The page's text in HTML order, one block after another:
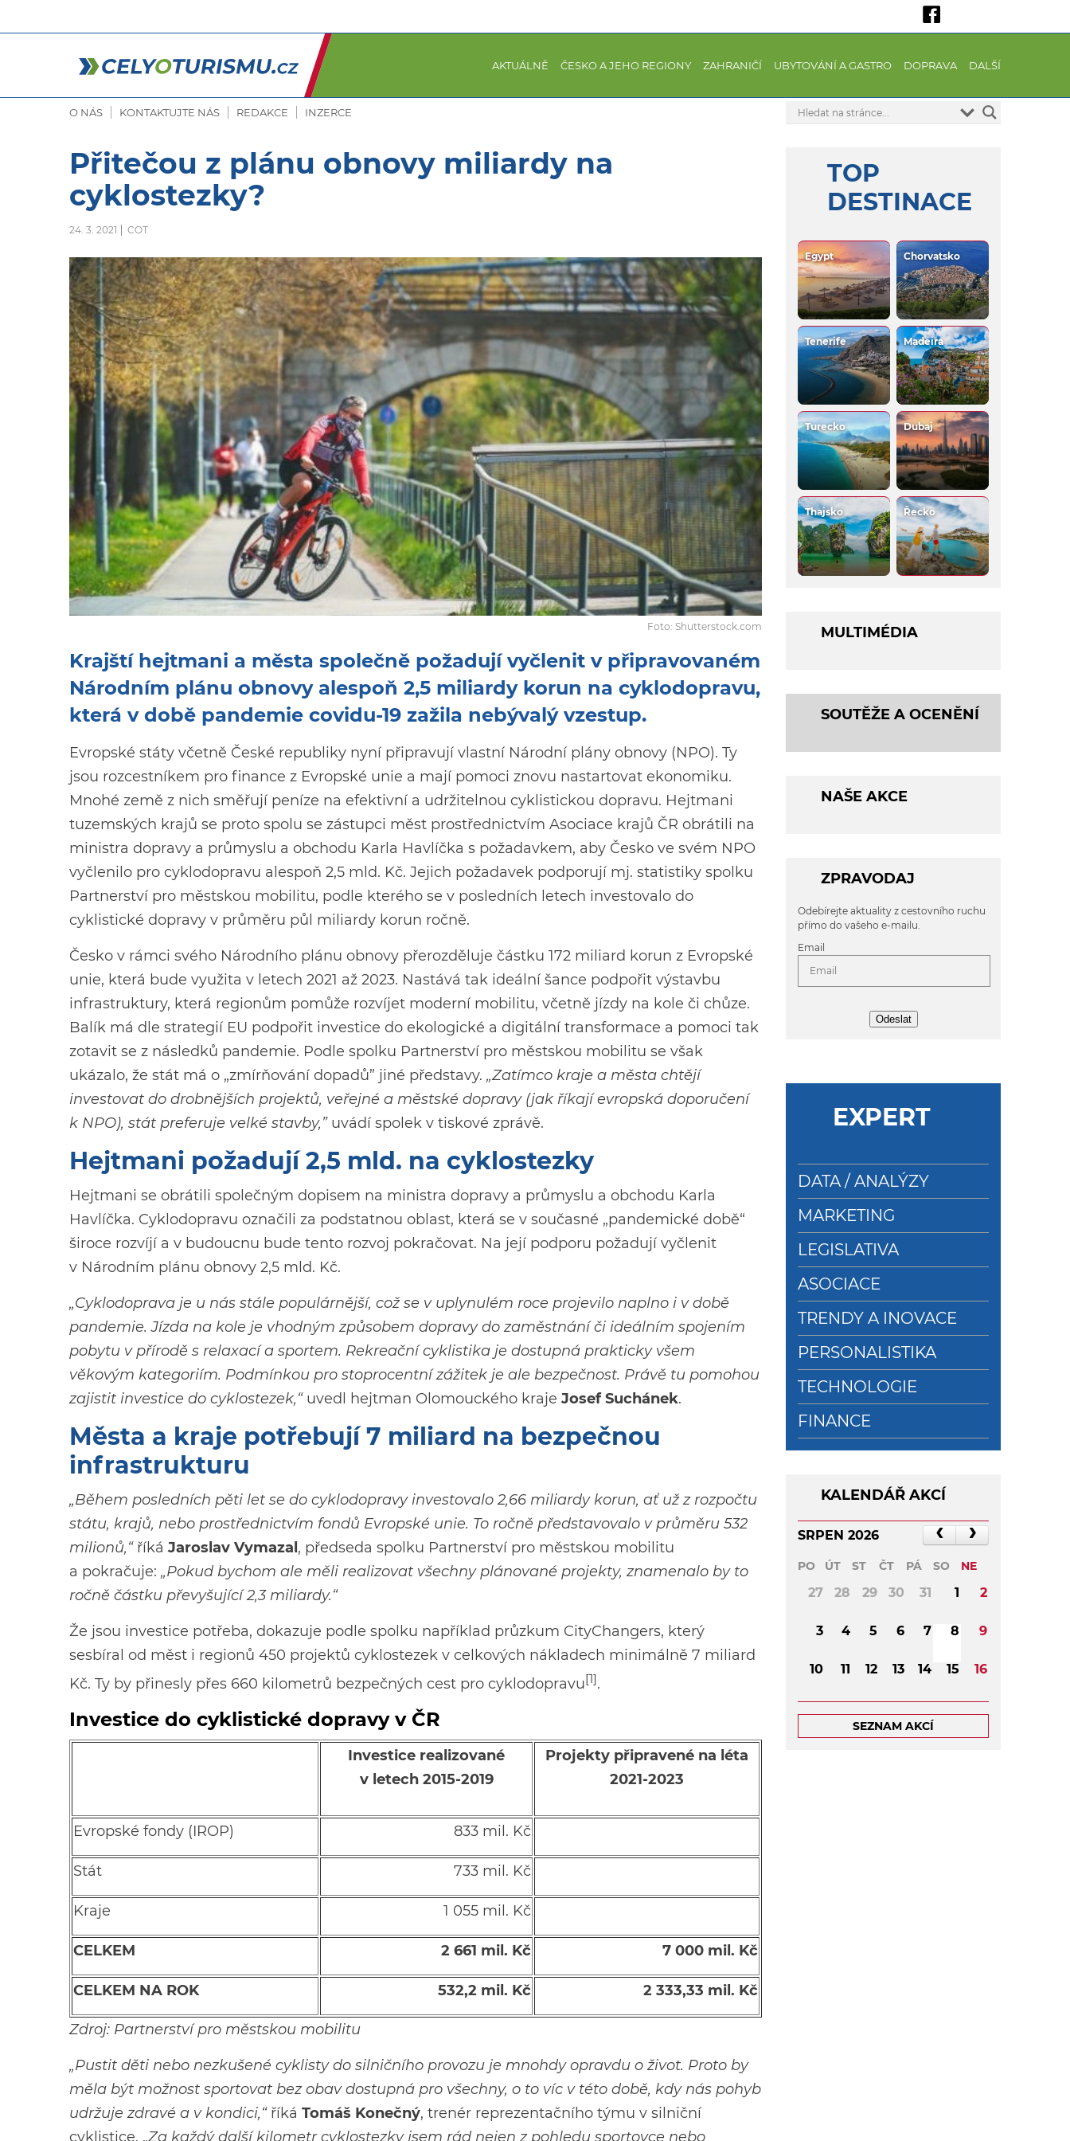
AKTUÁLNĚ ČESKO A JEHO REGIONY ZAHRANIČÍ UBYTOVÁNÍ A GASTRO DOPRAVA DALŠÍ
O NÁS KONTAKTUJTE NÁS REDAKCE INZERCE
Přitečou z plánu obnovy miliardy na
cyklostezky?
24. 3. 2021 COT
Foto: Shutterstock.com
Krajští hejtmani a města společně požadují vyčlenit v připravovaném
Národním plánu obnovy alespoň 2,5 miliardy korun na cyklodopravu,
která v době pandemie covidu-19 zažila nebývalý vzestup.
Evropské státy včetně České republiky nyní připravují vlastní Národní plány obnovy (NPO). Ty
jsou rozcestníkem pro finance z Evropské unie a mají pomoci znovu nastartovat ekonomiku.
Mnohé země z nich směřují peníze na efektivní a udržitelnou cyklistickou dopravu. Hejtmani
tuzemských krajů se proto spolu se zástupci měst prostřednictvím Asociace krajů ČR obrátili na
ministra dopravy a průmyslu a obchodu Karla Havlíčka s požadavkem, aby Česko ve svém NPO
vyčlenilo pro cyklodopravu alespoň 2,5 mld. Kč. Jejich požadavek podporují mj. statistiky spolku
Partnerství pro městskou mobilitu, podle kterého se v posledních letech investovalo do
cyklistické dopravy v průměru půl miliardy korun ročně.
Česko v rámci svého Národního plánu obnovy přerozděluje částku 172 miliard korun z Evropské
unie, která bude využita v letech 2021 až 2023. Nastává tak ideální šance podpořit výstavbu
infrastruktury, která regionům pomůže rozvíjet moderní mobilitu, včetně jízdy na kole či chůze.
Balík má dle strategií EU podpořit investice do ekologické a digitální transformace a pomoci tak
zotavit se z následků pandemie. Podle spolku Partnerství pro městskou mobilitu se však
ukázalo, že stát má o „zmírňování dopadů” jiné představy. „Zatímco kraje a města chtějí
investovat do drobnějších projektů, veřejné a městské dopravy (jak říkají evropská doporučení
k NPO), stát preferuje velké stavby,”uvádí spolek v tiskové zprávě.
Hejtmani požadují 2,5 mld. na cyklostezky
Hejtmani se obrátili společným dopisem na ministra dopravy a průmyslu a obchodu Karla
Havlíčka. Cyklodopravu označili za podstatnou oblast, která se v současné „pandemické době“
široce rozvíjí a v budoucnu bude tento rozvoj pokračovat. Na její podporu požadují vyčlenit
v Národním plánu obnovy 2,5 mld. Kč.
„Cyklodoprava je u nás stále populárnější, což se v uplynulém roce projevilo naplno i v době
pandemie. Jízda na kole je vhodným způsobem dopravy do zaměstnání či ideálním spojením
pobytu v přírodě s relaxací a sportem. Rekreační cyklistika je dostupná prakticky všem
věkovým kategoriím. Podmínkou pro stoprocentní zážitek je ale bezpečnost. Právě tu pomohou
zajistit investice do cyklostezek,“uvedl hejtman Olomouckého kraje Josef Suchánek.
Města a kraje potřebují 7 miliard na bezpečnou
infrastrukturu
„Během posledních pěti let se do cyklodopravy investovalo 2,66 miliardy korun, ať už z rozpočtu
státu, krajů, nebo prostřednictvím fondů Evropské unie. To ročně představovalo v průměru 532
milionů,“říká Jaroslav Vymazal , předseda spolku Partnerství pro městskou mobilitu
a pokračuje: „Pokud bychom ale měli realizovat všechny plánované projekty, znamenalo by to
ročně částku převyšující 2,3 miliardy.“
Že jsou investice potřeba, dokazuje podle spolku například průzkum CityChangers, který
sesbíral od měst i regionů 450 projektů cyklostezek v celkových nákladech minimálně 7 miliard
Kč. Ty by přinesly přes 660 kilometrů bezpečných cest pro cyklodopravu[1].
Investice do cyklistické dopravy v ČR
Investice realizované
v letech 2015-2019
Projekty připravené na léta
2021-2023
Evropské fondy (IROP) 833 mil. Kč
Stát 733 mil. Kč
Kraje 1 055 mil. Kč
CELKEM 2 661 mil. Kč 7 000 mil. Kč
CELKEM NA ROK 532,2 mil. Kč 2 333,33 mil. Kč
Zdroj: Partnerství pro městskou mobilitu
„Pustit děti nebo nezkušené cyklisty do silničního provozu je mnohdy opravdu o život. Proto by
měla být možnost sportovat bez obav dostupná pro všechny, o to víc v této době, kdy nás pohyb
udržuje zdravé a v kondici,“říká Tomáš Konečný, trenér reprezentačního týmu v silniční
cyklistice. „Za každý další kilometr cyklostezky jsem rád nejen z pohledu sportovce nebo
TOP
DESTINACE
Egypt Chorvatsko
Tenerife Madeira
Turecko Dubaj
Thajsko Řecko
MULTIMÉDIA
SOUTĚŽE A OCENĚNÍ
NAŠE AKCE
ZPRAVODAJ
Odebírejte aktuality z cestovního ruchu
přímo do vašeho e-mailu.
Email
Odeslat
EXPERT
DATA / ANALÝZY
MARKETING
LEGISLATIVA
ASOCIACE
TRENDY A INOVACE
PERSONALISTIKA
TECHNOLOGIE
FINANCE
KALENDÁŘ AKCÍ
SRPEN 2026
PO ÚT ST ČT PÁ SO NE
27 28 29 30 31 1 2
3 4 5 6 7 8 9
10 11 12 13 14 15 16
17 18 19 20 21 22 23
SEZNAM AKCÍ